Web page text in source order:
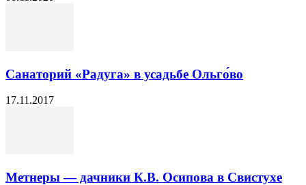
Санаторий «Радуга» в усадьбе Ольго́во
17.11.2017
Метнеры — дачники К.В. Осипова в Свистухе